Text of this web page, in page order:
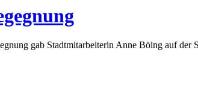
gab Stadtmitarbeiterin Anne Böing auf der